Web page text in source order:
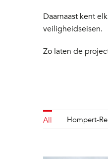
Daarnaast kent
veiligheidseisen.
Zo laten de
All Hompert-